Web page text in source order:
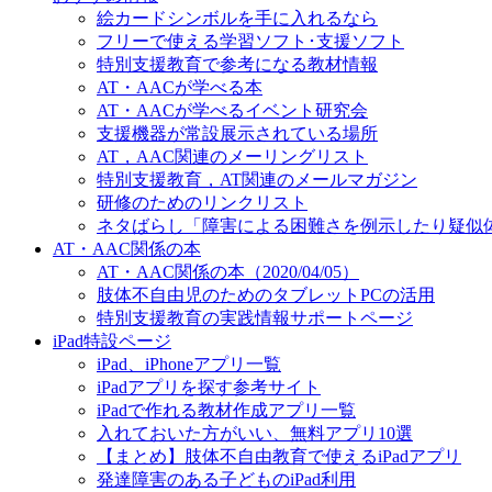
絵カードシンボルを手に入れるなら
フリーで使える学習ソフト･支援ソフト
特別支援教育で参考になる教材情報
AT・AACが学べる本
AT・AACが学べるイベント研究会
支援機器が常設展示されている場所
AT，AAC関連のメーリングリスト
特別支援教育，AT関連のメールマガジン
研修のためのリンクリスト
ネタばらし「障害による困難さを例示したり疑似
AT・AAC関係の本
AT・AAC関係の本（2020/04/05）
肢体不自由児のためのタブレットPCの活用
特別支援教育の実践情報サポートページ
iPad特設ページ
iPad、iPhoneアプリ一覧
iPadアプリを探す参考サイト
iPadで作れる教材作成アプリ一覧
入れておいた方がいい、無料アプリ10選
【まとめ】肢体不自由教育で使えるiPadアプリ
発達障害のある子どものiPad利用